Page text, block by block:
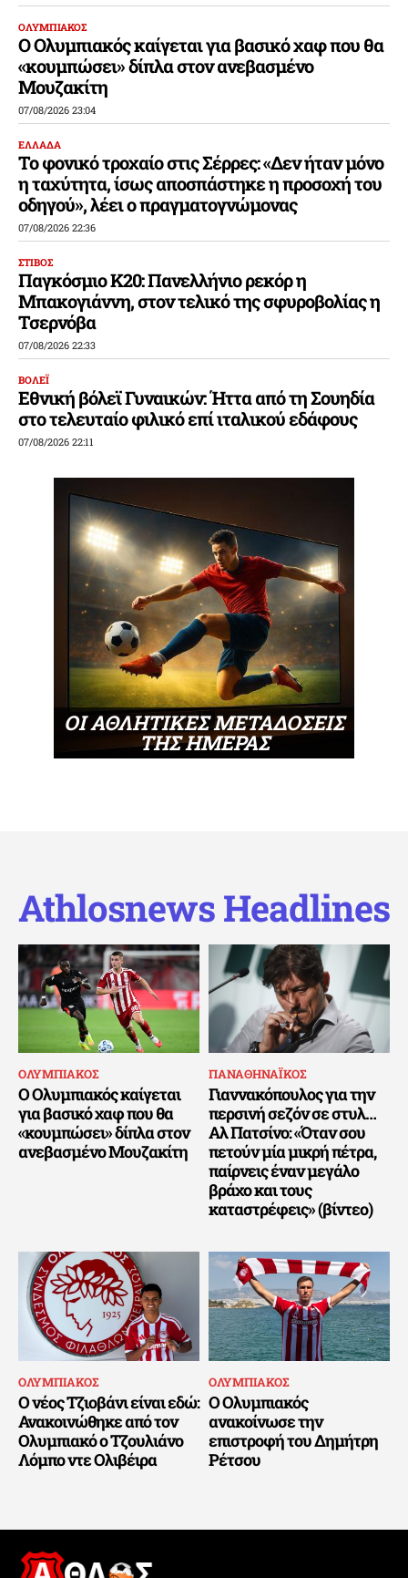
ΟΛΥΜΠΙΑΚΟΣ
Ο Ολυμπιακός καίγεται για βασικό χαφ που θα
«κουμπώσει» δίπλα στον ανεβασμένο
Μουζακίτη
07/08/2026 23:04
ΕΛΛΑΔΑ
Το φονικό τροχαίο στις Σέρρες: «Δεν ήταν μόνο
η ταχύτητα, ίσως αποσπάστηκε η προσοχή του
οδηγού», λέει ο πραγματογνώμονας
07/08/2026 22:36
ΣΤΙΒΟΣ
Παγκόσμιο Κ20: Πανελλήνιο ρεκόρ η
Μπακογιάννη, στον τελικό της σφυροβολίας η
Τσερνόβα
07/08/2026 22:33
ΒΟΛΕΪ
Εθνική βόλεϊ Γυναικών: Ήττα από τη Σουηδία
στο τελευταίο φιλικό επί ιταλικού εδάφους
07/08/2026 22:11
ΟΙ ΑΘΛΗΤΙΚΕΣ ΜΕΤΑΔΟΣΕΙΣ
ΤΗΣ ΗΜΕΡΑΣ
Athlosnews Headlines
ΟΛΥΜΠΙΑΚΟΣ
Ο Ολυμπιακός καίγεται
για βασικό χαφ που θα
«κουμπώσει» δίπλα στον
ανεβασμένο Μουζακίτη
ΠΑΝΑΘΗΝΑΪΚΟΣ
Γιαννακόπουλος για την
περσινή σεζόν σε στυλ…
Αλ Πατσίνο: «Όταν σου
πετούν μία μικρή πέτρα,
παίρνεις έναν μεγάλο
βράχο και τους
καταστρέφεις» (βίντεο)
ΟΛΥΜΠΙΑΚΟΣ
Ο νέος Τζιοβάνι είναι εδώ:
Ανακοινώθηκε από τον
Ολυμπιακό ο Τζουλιάνο
Λόμπο ντε Ολιβέιρα
ΟΛΥΜΠΙΑΚΟΣ
Ο Ολυμπιακός
ανακοίνωσε την
επιστροφή του Δημήτρη
Ρέτσου